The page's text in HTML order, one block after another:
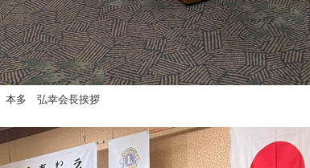
本多 弘幸会長挨拶